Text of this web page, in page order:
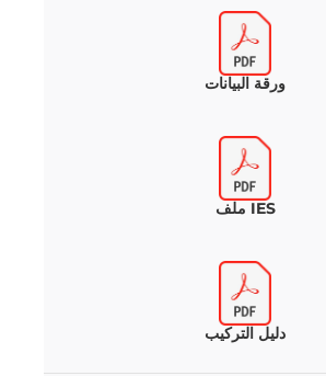
ورقة البيانات
IES ملف
دليل التركيب